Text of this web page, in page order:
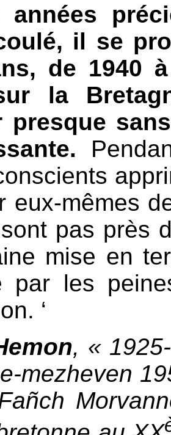
années
il se
de 1940
la
presque
eux-mêmes
pas près
mise en
par les
‘
, «
mezheven